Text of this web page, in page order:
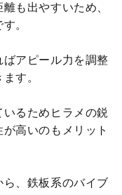
も出やすいため、
。
アピール力を調整
す。
るためヒラメの鋭
高いのもメリット
ら、鉄板系のバイブ